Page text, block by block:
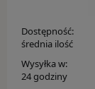
Dostępność:
średnia ilość
Wysyłka w:
24 godziny